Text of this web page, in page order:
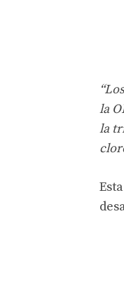
la
la